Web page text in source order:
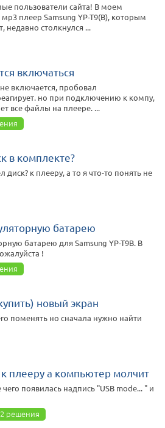
пользователи сайта! В моем
плеер Samsung YP-T9(B), которым
недавно столкнулся ...
включаться
включается, пробовал
но при подключению к компу,
все файлы на плеере. ...
в комплекте?
диск? к плееру, а то я что-то понять не
батарею
батарею для Samsung YP-T9B. В
!
новый экран
поменять но сначала нужно найти
плееру а компьютер молчит
появилась надпись "USB mode... " и
2 решения